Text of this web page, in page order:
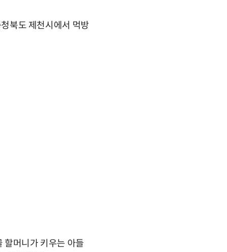
북도 제천시에서 먹방
할머니가 키우는 아들